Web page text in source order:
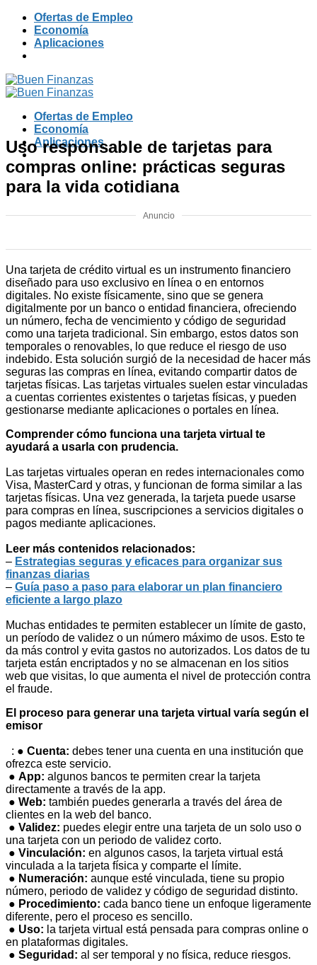
Skip
content
Ofertas de Empleo
Economía
Aplicaciones
Ofertas de Empleo
Economía
Aplicaciones
Uso responsable de tarjetas para
compras online: prácticas seguras
para la vida cotidiana
Anuncio
Una tarjeta de crédito virtual es un instrumento financiero
diseñado para uso exclusivo en línea o en entornos
digitales. No existe físicamente, sino que se genera
digitalmente por un banco o entidad financiera, ofreciendo
un número, fecha de vencimiento y código de seguridad
como una tarjeta tradicional. Sin embargo, estos datos son
temporales o renovables, lo que reduce el riesgo de uso
indebido. Esta solución surgió de la necesidad de hacer más
seguras las compras en línea, evitando compartir datos de
tarjetas físicas. Las tarjetas virtuales suelen estar vinculadas
a cuentas corrientes existentes o tarjetas físicas, y pueden
gestionarse mediante aplicaciones o portales en línea.
Comprender cómo funciona una tarjeta virtual te
ayudará a usarla con prudencia.
Las tarjetas virtuales operan en redes internacionales como
Visa, MasterCard y otras, y funcionan de forma similar a las
tarjetas físicas. Una vez generada, la tarjeta puede usarse
para compras en línea, suscripciones a servicios digitales o
pagos mediante aplicaciones.
Leer más contenidos relacionados:
– Estrategias seguras y eficaces para organizar sus
finanzas diarias
– Guía paso a paso para elaborar un plan financiero
eficiente a largo plazo
Muchas entidades te permiten establecer un límite de gasto,
un período de validez o un número máximo de usos. Esto te
da más control y evita gastos no autorizados. Los datos de tu
tarjeta están encriptados y no se almacenan en los sitios
web que visitas, lo que aumenta el nivel de protección contra
el fraude.
El proceso para generar una tarjeta virtual varía según el
emisor
: ● Cuenta: debes tener una cuenta en una institución que
ofrezca este servicio.
● App: algunos bancos te permiten crear la tarjeta
directamente a través de la app.
● Web: también puedes generarla a través del área de
clientes en la web del banco.
● Validez: puedes elegir entre una tarjeta de un solo uso o
una tarjeta con un periodo de validez corto.
● Vinculación: en algunos casos, la tarjeta virtual está
vinculada a la tarjeta física y comparte el límite.
● Numeración: aunque esté vinculada, tiene su propio
número, periodo de validez y código de seguridad distinto.
● Procedimiento: cada banco tiene un enfoque ligeramente
diferente, pero el proceso es sencillo.
● Uso: la tarjeta virtual está pensada para compras online o
en plataformas digitales.
● Seguridad: al ser temporal y no física, reduce riesgos.